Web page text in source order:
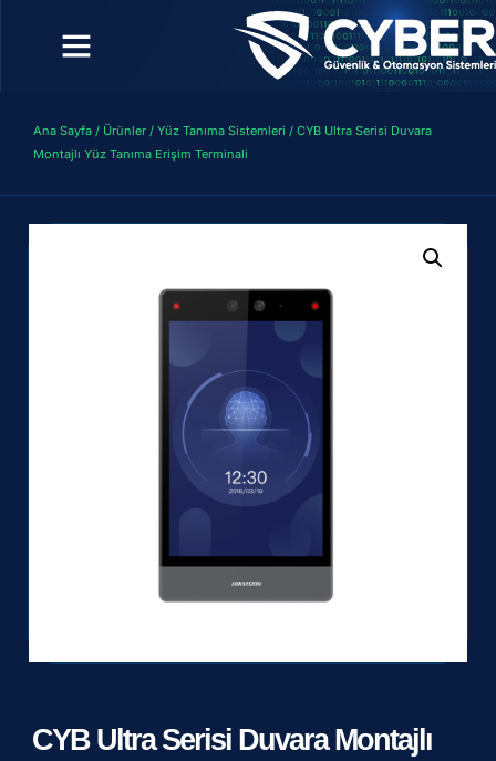
Ana Sayfa / Ürünler / Yüz Tanıma Sistemleri / CYB Ultra Serisi Duvara
Montajlı Yüz Tanıma Erişim Terminali
CYB Ultra Serisi Duvara Montajlı